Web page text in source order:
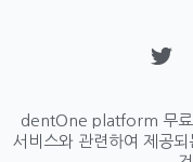
T
w
t
t
e
dentOne platform 무료
서비스와 관련하여 제공